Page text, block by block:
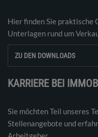
Hier finden Sie praktische
Unterlagen rund um
ZU DEN DOWNLOADS
KARRIERE BEI
Sie möchten Teil unseres
Stellenangebote und